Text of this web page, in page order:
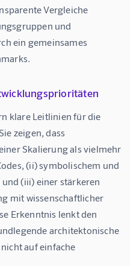
Vergleiche
und
ein gemeinsames
klare Leitlinien für die
zeigen, dass
Skalierung als vielmehr
(ii) symbolischem und
(iii) einer stärkeren
mit wissenschaftlicher
Erkenntnis lenkt den
architektonische
auf einfache